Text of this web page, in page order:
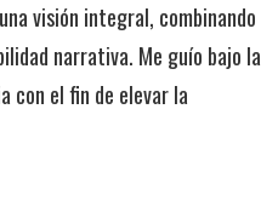
visión integral, combinando
narrativa. Me guío bajo la
con el fin de elevar la